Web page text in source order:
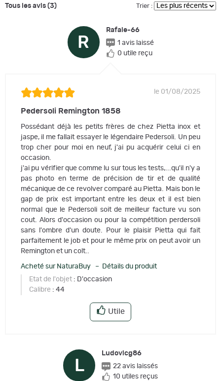
Tous les avis (3) Trier :
R
Rafale-66
1 avis laissé
0 utile reçu
le 01/08/2025
Pedersoli Remington 1858
Possédant déjà les petits frères de chez Pietta inox et
jaspe, il me fallait essayer le légendaire Pedersoli. Un peu
trop cher pour moi en neuf, j'ai pu acquérir celui ci en
occasion.
j'ai pu vérifier que comme lu sur tous les tests,...qu'il n'y a
pas photo en terme de précision de tir et de qualité
mécanique de ce revolver comparé au Pietta. Mais bon le
gap de prix est important entre les deux et il est bien
normal que le Pedersoli soit de meilleur facture vu son
cout. Alors d'occasion ou pour la compétition perdersoli
sans l'ombre d'un doute. Pour le plaisir Pietta qui fait
parfaitement le job et pour le même prix on peut avoir un
Remington et un colt..
Acheté sur NaturaBuy – Détails du produit
Etat de l'objet : D'occasion
Calibre : 44
Utile
L
Ludovicg86
22 avis laissés
10 utiles reçus